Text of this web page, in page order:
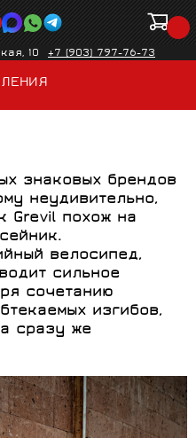
10 +7 (903) 797-76-73
знаковых брендов
неудивительно,
Grevil похож на
велосипед,
сильное
сочетанию
изгибов,
сразу же